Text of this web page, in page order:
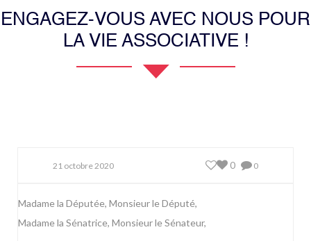
ENGAGEZ-VOUS AVEC NOUS POUR
LA VIE ASSOCIATIVE !
21 octobre 2020 0
0
Madame la Députée, Monsieur le Député,
Madame la Sénatrice, Monsieur le Sénateur,